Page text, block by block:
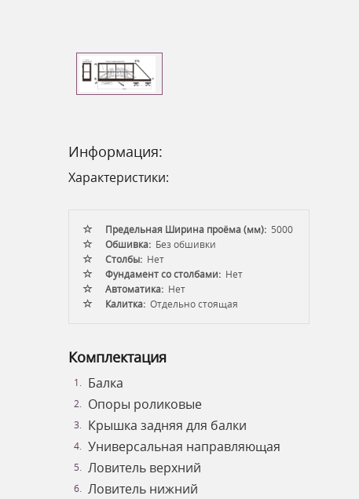
Информация:
Характеристики:
Предельная Ширина проёма (мм): 5000
Обшивка: Без обшивки
Столбы: Нет
Фундамент со столбами: Нет
Автоматика: Нет
Калитка: Отдельно стоящая
Комплектация
Балка
Опоры роликовые
Крышка задняя для балки
Универсальная направляющая
Ловитель верхний
Ловитель нижний